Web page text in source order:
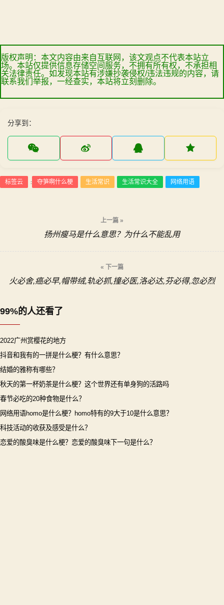
版权声明：本文内容由来自互联网，该文观点不代表本站立
场。本站仅提供信息存储空间服务，不拥有所有权，不承担相
关法律责任。如发现本站有涉嫌抄袭侵权/违法违规的内容，请
联系我们举报，一经查实，本站将立刻删除。
分享到：
标签云 : 夺笋啊什么梗 生活常识 生活常识大全 网络用语
航
上一篇 »
扬州瘦马是什么意思？为什么不能乱用
« 下一篇
火必舍,癌必早,帽带绒,轨必抓,撞必医,洛必达,芬必得,忽必烈
99%的人还看了
2022广州赏樱花的地方
抖音和我有的一拼是什么梗？有什么意思？
结婚的雅称有哪些？
秋天的第一杯奶茶是什么梗？这个世界还有单身狗的活路吗
春节必吃的20种食物是什么？
网络用语homo是什么梗？homo特有的9大于10是什么意思？
科技活动的收获及感受是什么？
恋爱的酸臭味是什么梗？恋爱的酸臭味下一句是什么？